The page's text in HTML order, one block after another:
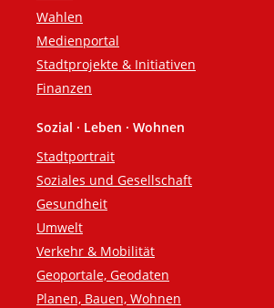
Wahlen
Medienportal
Stadtprojekte & Initiativen
Finanzen
Sozial · Leben · Wohnen
Stadtportrait
Soziales und Gesellschaft
Gesundheit
Umwelt
Verkehr & Mobilität
Geoportale, Geodaten
Planen, Bauen, Wohnen